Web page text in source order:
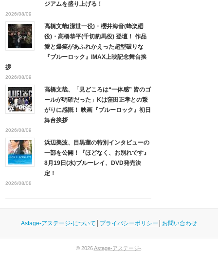
ジアムを盛り上げる！
2026/08/09
高橋文哉(潔世一役)・櫻井海音(蜂楽廻
役)・高橋恭平(千切豹馬役) 登壇！ 作品
愛と爆笑があふれかえった超型破りな
『ブルーロック』IMAX上映記念舞台挨
拶
2026/08/09
高橋文哉、「見どころは“一体感” 皆のゴ
ールが明確だった」Kは窪田正孝との繋
がりに感慨！ 映画『ブルーロック』初日
舞台挨拶
2026/08/09
浜辺美波、目黒蓮の特別インタビューの
一部を公開！『ほどなく、お別れです』
8月19日(水)ブルーレイ、DVD発売決
定！
2026/08/08
Astage-アステージ-について プライバシーポリシー お問い合わせ
© 2026Astage-アステージ-